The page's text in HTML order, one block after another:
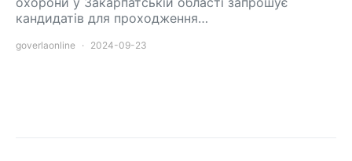
кандидатів для проходження…
goverlaonline 2024-09-23